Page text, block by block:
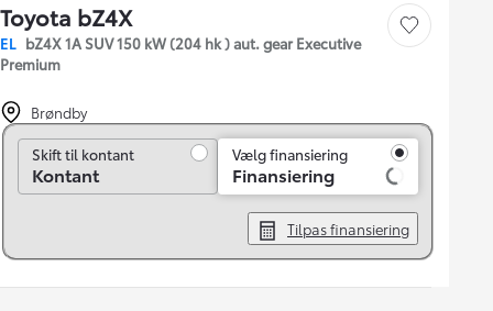
Toyota bZ4X
EL bZ4X 1A SUV 150 kW (204 hk ) aut. gear Executive
Premium
Gem bil
Brøndby
Skift til kontant
Skift til kontant
Kontant
Vælg finansiering
Finansiering
Tilpas finansiering